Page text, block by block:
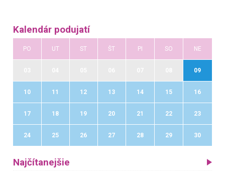
Kalendár podujatí
PO UT ST ŠT PI SO NE
09
10 11 12 13 14 15 16
17 18 19 20 21 22 23
24 25 26 27 28 29 30
Najčítanejšie